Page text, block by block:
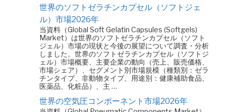
世界のソフトゼラチンカプセル（ソフトジェ
ル）市場2026年
当資料（Global Soft Gelatin Capsules (Softgels)
Market）は世界のソフトゼラチンカプセル（ソフト
ジェル）市場の現状と今後の展望について調査・分析
しました。世界のソフトゼラチンカプセル（ソフトジ
ェル）市場概要、主要企業の動向（売上、販売価格、
市場シェア）、セグメント別市場規模（種類別：ゼラ
チンタイプ、非動物タイプ、用途別：健康補助食品、
医薬品、化粧品）、主 …
世界の空気圧コンポーネント市場2026年